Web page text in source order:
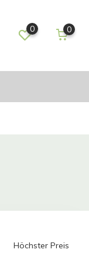
0 0
Höchster Preis